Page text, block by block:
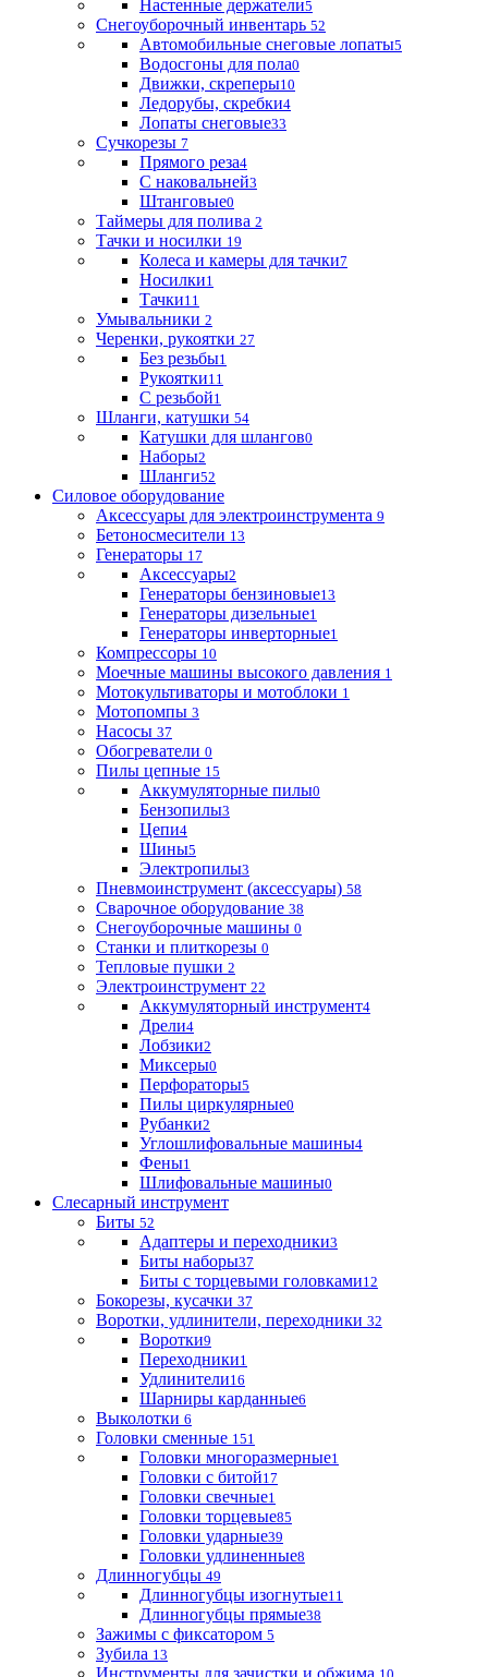
Настенные держатели5
Снегоуборочный инвентарь 52
Автомобильные снеговые лопаты5
Водосгоны для пола0
Движки, скреперы10
Ледорубы, скребки4
Лопаты снеговые33
Сучкорезы 7
Прямого реза4
С наковальней3
Штанговые0
Таймеры для полива 2
Тачки и носилки 19
Колеса и камеры для тачки7
Носилки1
Тачки11
Умывальники 2
Черенки, рукоятки 27
Без резьбы1
Рукоятки11
С резьбой1
Шланги, катушки 54
Катушки для шлангов0
Наборы2
Шланги52
Силовое оборудование
Аксессуары для электроинструмента 9
Бетоносмесители 13
Генераторы 17
Аксессуары2
Генераторы бензиновые13
Генераторы дизельные1
Генераторы инверторные1
Компрессоры 10
Моечные машины высокого давления 1
Мотокультиваторы и мотоблоки 1
Мотопомпы 3
Насосы 37
Обогреватели 0
Пилы цепные 15
Аккумуляторные пилы0
Бензопилы3
Цепи4
Шины5
Электропилы3
Пневмоинструмент (аксессуары) 58
Сварочное оборудование 38
Снегоуборочные машины 0
Станки и плиткорезы 0
Тепловые пушки 2
Электроинструмент 22
Аккумуляторный инструмент4
Дрели4
Лобзики2
Миксеры0
Перфораторы5
Пилы циркулярные0
Рубанки2
Углошлифовальные машины4
Фены1
Шлифовальные машины0
Слесарный инструмент
Биты 52
Адаптеры и переходники3
Биты наборы37
Биты с торцевыми головками12
Бокорезы, кусачки 37
Воротки, удлинители, переходники 32
Воротки9
Переходники1
Удлинители16
Шарниры карданные6
Выколотки 6
Головки сменные 151
Головки многоразмерные1
Головки с битой17
Головки свечные1
Головки торцевые85
Головки ударные39
Головки удлиненные8
Длинногубцы 49
Длинногубцы изогнутые11
Длинногубцы прямые38
Зажимы с фиксатором 5
Зубила 13
Инструменты для зачистки и обжима